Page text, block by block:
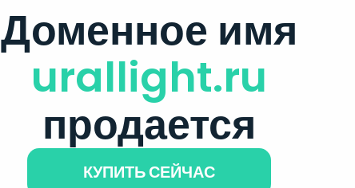
Доменное имя
urallight.ru
продается
КУПИТЬ СЕЙЧАС